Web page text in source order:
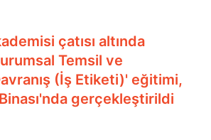
çatısı altında
Temsil ve
(İş Etiketi)' eğitimi,
gerçekleştirildi